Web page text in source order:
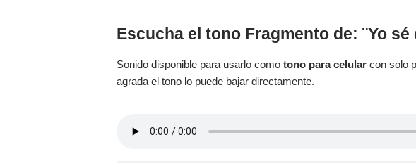
Escucha el tono Fragmento de: ¨Yo
Sonido disponible para usarlo como tono para celular con solo
agrada el tono lo puede bajar directamente.